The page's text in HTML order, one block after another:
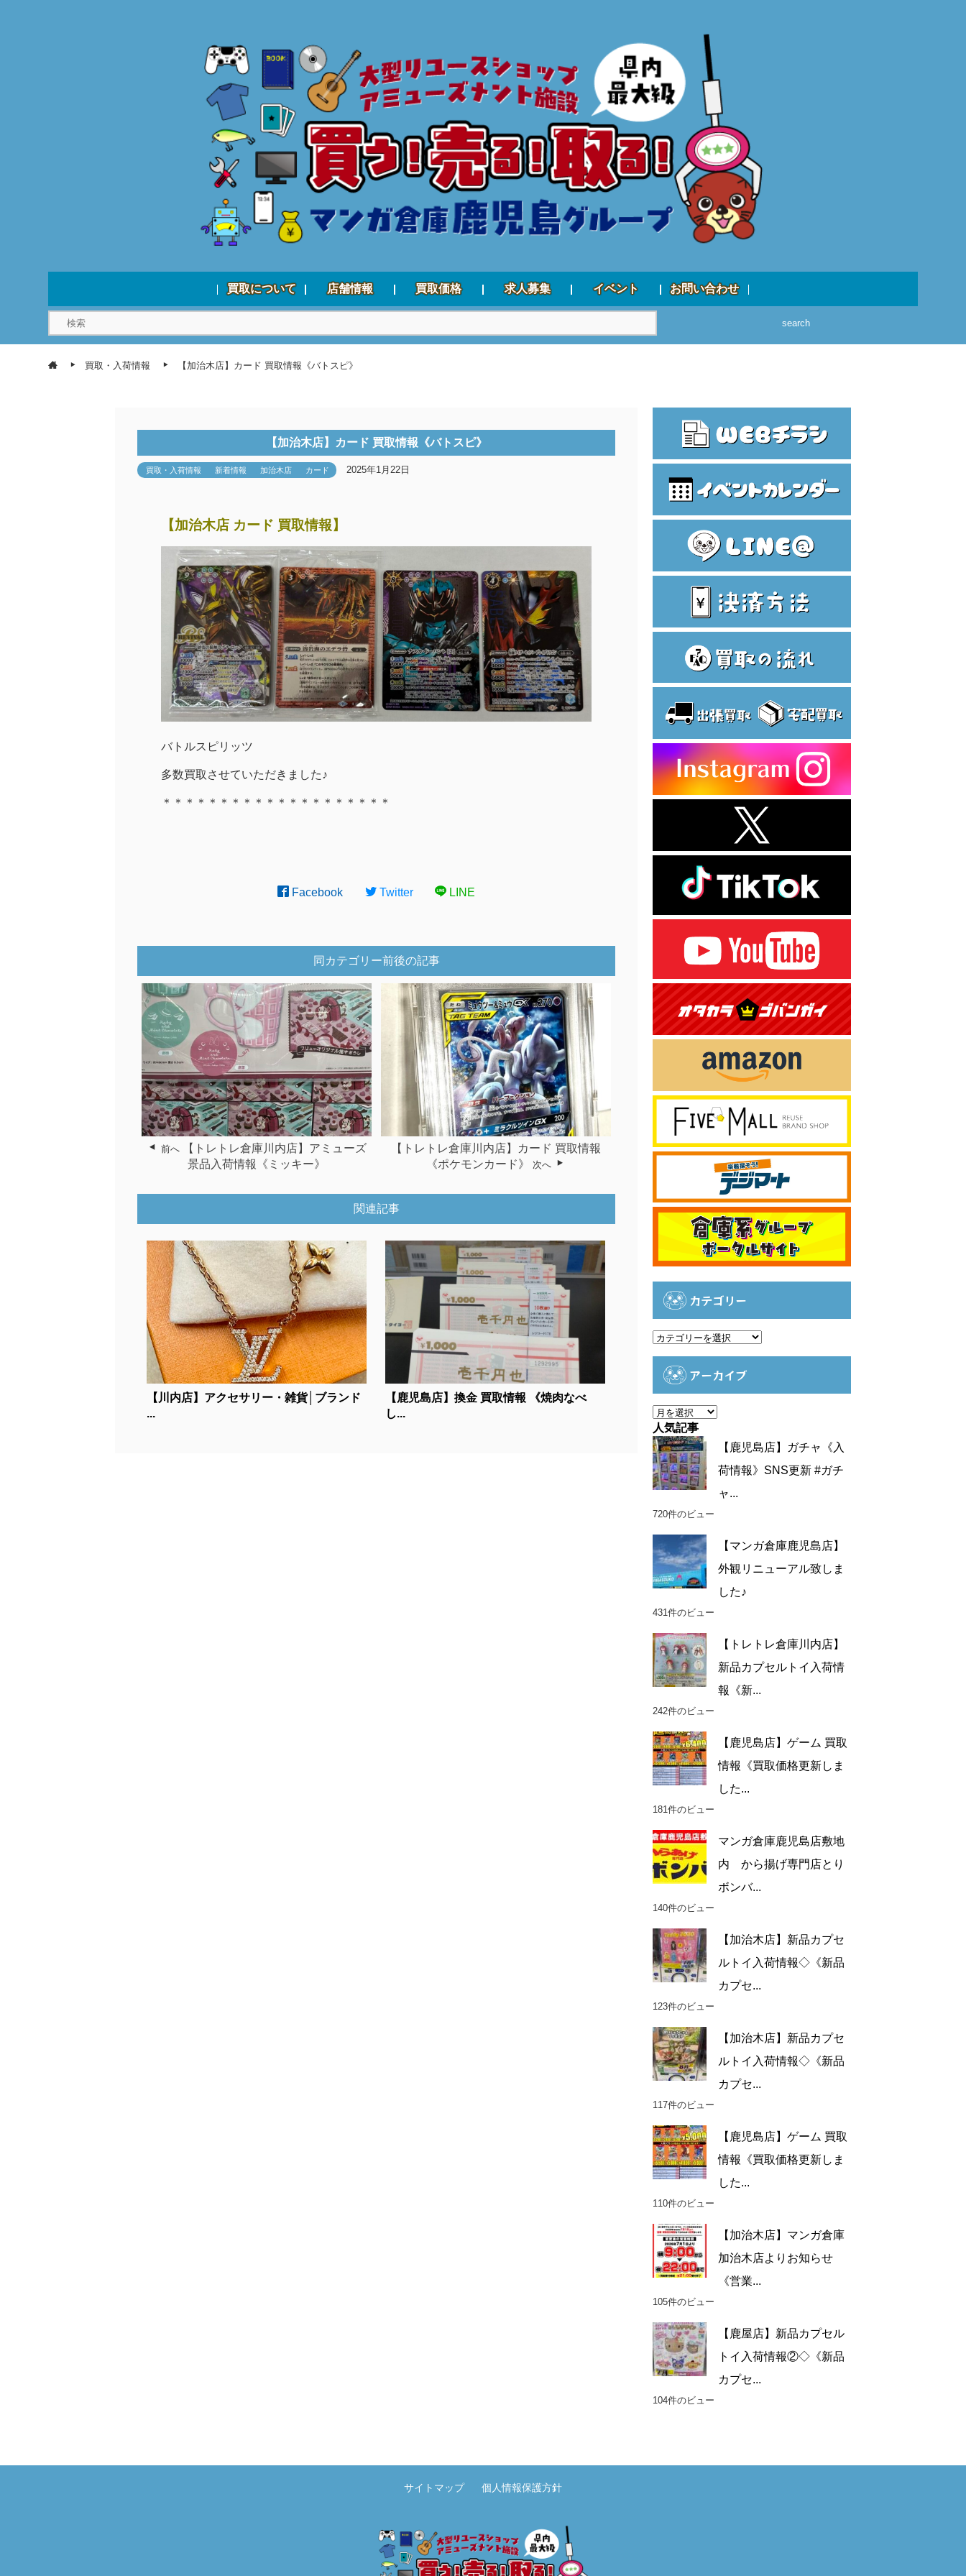
買取について 店舗情報 買取価格 求人募集 イベント お問い合わせ
search
買取・入荷情報 【加治木店】カード 買取情報《バトスピ》
【加治木店】カード 買取情報《バトスピ》
買取・入荷情報 新着情報 加治木店 カード 2025年1月22日
【加治木店 カード 買取情報】
バトルスピリッツ
多数買取させていただきました♪
＊＊＊＊＊＊＊＊＊＊＊＊＊＊＊＊＊＊＊＊
Facebook Twitter LINE
同カテゴリー前後の記事
前へ
【トレトレ倉庫川内店】アミューズ
景品入荷情報《ミッキー》
【トレトレ倉庫川内店】カード 買取情報
《ポケモンカード》
次へ
関連記事
【川内店】アクセサリー・雑貨│ブランド
...
【鹿児島店】換金 買取情報 《焼肉なべ
し...
カテゴリー
カ
アーカイブ
ア
ー
カ
イ
ブ
人気記事
【鹿児島店】ガチャ《入
荷情報》SNS更新 #ガチ
ャ...
720件のビュー
【マンガ倉庫鹿児島店】
外観リニューアル致しま
した♪
431件のビュー
【トレトレ倉庫川内店】
新品カプセルトイ入荷情
報《新...
242件のビュー
【鹿児島店】ゲーム 買取
情報《買取価格更新しま
した...
181件のビュー
マンガ倉庫鹿児島店敷地
内 から揚げ専門店とり
ボンバ...
140件のビュー
【加治木店】新品カプセ
ルトイ入荷情報◇《新品
カプセ...
123件のビュー
【加治木店】新品カプセ
ルトイ入荷情報◇《新品
カプセ...
117件のビュー
【鹿児島店】ゲーム 買取
情報《買取価格更新しま
した...
110件のビュー
【加治木店】マンガ倉庫
加治木店よりお知らせ
《営業...
105件のビュー
【鹿屋店】新品カプセル
トイ入荷情報②◇《新品
カプセ...
104件のビュー
サイトマップ 個人情報保護方針